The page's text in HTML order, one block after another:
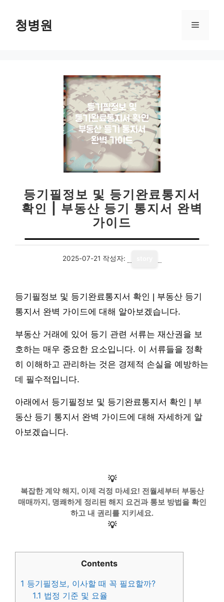
청병원 메
등기필정보 및 등기완료통지서
확인 | 부동산 등기 통지서 완벽
가이드
2025-07-21 작성자:
등기필정보 및 등기완료통지서 확인 | 부동산 등기
통지서 완벽 가이드에 대해 알아보겠습니다.
부동산 거래에 있어 등기 관련 서류는 재산권을 보
호하는 매우 중요한 요소입니다. 이 서류들을 정확
히 이해하고 관리하는 것은 경제적 손실을 예방하는
데 필수적입니다.
아래에서 등기필정보 및 등기완료통지서 확인 | 부
동산 등기 통지서 완벽 가이드에 대해 자세하게 알
아보겠습니다.
💡
복잡한 계약 해지, 이제 걱정 마세요! 전월세부터 부동산
매매까지, 명쾌하게 정리된 해지 요건과 통보 방법을 확인
하고 내 권리를 지키세요.
💡
Contents
1 등기필정보, 이사할 때 꼭 필요할까?
1.1 법정 기준 및 요율